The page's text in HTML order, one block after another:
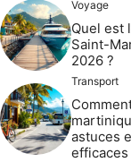
Voyage
Quel est
Saint-
2026 ?
Transport
astuces
efficaces